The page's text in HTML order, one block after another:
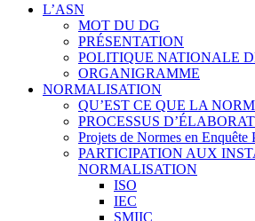
L’ASN
MOT DU DG
PRÉSENTATION
POLITIQUE NATIONALE
ORGANIGRAMME
NORMALISATION
QU’EST CE QUE LA
PROCESSUS
Projets de Normes en Enquête
PARTICIPATION AUX
NORMALISATION
ISO
IEC
SMIIC